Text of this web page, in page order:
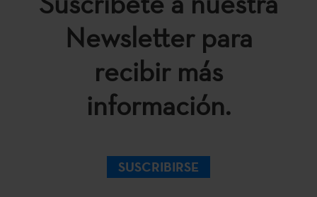
Newsletter para
recibir más
información.
SUSCRIBIRSE